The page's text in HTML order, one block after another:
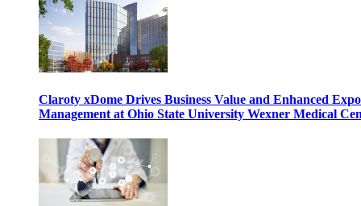
Claroty xDome Drives Business Value and Enhanced
Management at Ohio State University Wexner Medical